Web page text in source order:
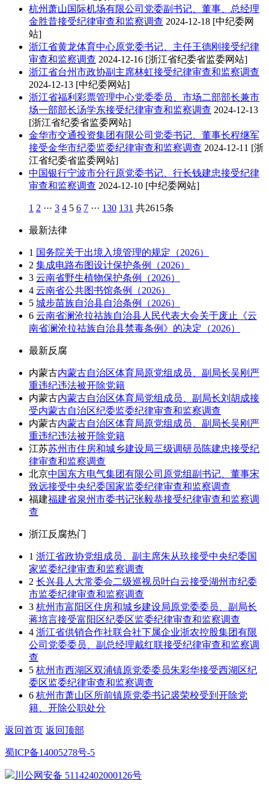
杭州萧山国际机场有限公司党委副书记、董事、总经理
金胜昔接受纪律审查和监察调查 2024-12-18 [中纪委网
站]
浙江省黄龙体育中心原党委书记、主任王德刚接受纪律
审查和监察调查 2024-12-16 [浙江省纪委省监委网站]
浙江省台州市政协副主席林虹接受纪律审查和监察调查
2024-12-13 [中纪委网站]
浙江省福利彩票管理中心党委委员、市场二部部长兼市
场一部部长汤学东接受纪律审查和监察调查 2024-12-13
[浙江省纪委省监委网站]
金华市交通投资集团有限公司党委书记、董事长程继军
接受金华市纪委监委纪律审查和监察调查 2024-12-11 [浙
江省纪委省监委网站]
中国银行宁波市分行原党委书记、行长钱建忠接受纪律
审查和监察调查 2024-12-10 [中纪委网站]
1 2 ··· 3 4 5 6 7 ··· 130 131 共2615条
最新法律
1 国务院关于出境入境管理的规定（2026）
2 集成电路布图设计保护条例（2026）
3 云南省野生植物保护条例（2026）
4 云南省公共图书馆条例（2026）
5 城步苗族自治县自治条例（2026）
6 云南省澜沧拉祜族自治县人民代表大会关于废止《云
南省澜沧拉祜族自治县禁毒条例》的决定（2026）
最新反腐
内蒙古内蒙古自治区体育局原党组成员、副局长吴刚严
重违纪违法被开除党籍
内蒙古内蒙古自治区体育局党组成员、副局长刘胡成接
受内蒙古自治区纪委监委纪律审查和监察调查
内蒙古内蒙古自治区体育局原党组成员、副局长吴刚严
重违纪违法被开除党籍
江苏苏州市住房和城乡建设局三级调研员陈建忠接受纪
律审查和监察调查
北京中国东方电气集团有限公司原党组副书记、董事宋
致远接受中央纪委国家监委纪律审查和监察调查
福建福建省泉州市委书记张毅恭接受纪律审查和监察调
查
浙江反腐热门
1 浙江省政协党组成员、副主席朱从玖接受中央纪委国
家监委纪律审查和监察调查
2 长兴县人大常委会二级巡视员叶白云接受湖州市纪委
市监委纪律审查和监察调查
3 杭州市富阳区住房和城乡建设局原党委委员、副局长
蒋培言接受富阳区纪委区监委纪律审查和监察调查
4 浙江省供销合作社联合社下属企业浙农控股集团有限
公司党委委员、副总经理戴红联接受纪律审查和监察调
查
5 杭州市西湖区双浦镇原党委委员朱彩华接受西湖区纪
委区监委纪律审查和监察调查
6 杭州市萧山区所前镇原党委书记裘荣校受到开除党
籍、开除公职处分
返回首页 返回顶部
蜀ICP备14005278号-5
川公网安备 51142402000126号